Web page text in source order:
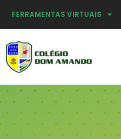
FERRAMENTAS VIRTUAIS